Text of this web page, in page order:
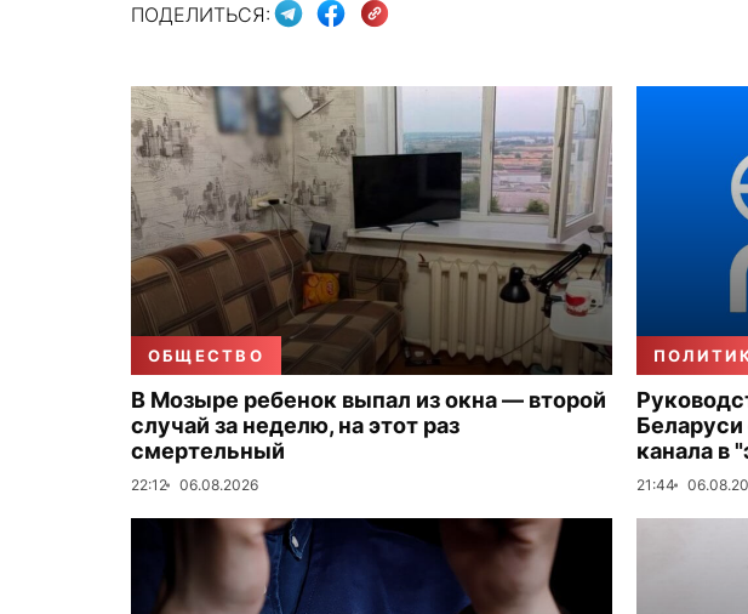
ПОДЕЛИТЬСЯ:
ОБЩЕСТВО
В Мозыре ребенок выпал из окна — второй
случай за неделю, на этот раз
смертельный
22:12 06.08.2026
канала в
21:44